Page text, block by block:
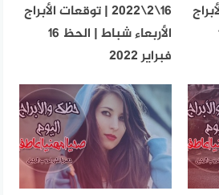
16\2\2022 | توقعات الأبراج
الأربعاء شباط | الحظ 16
فبراير 2022